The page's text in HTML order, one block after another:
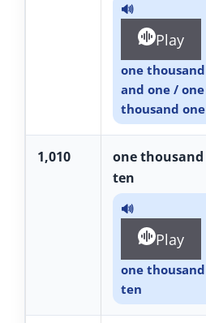
🔊
Play
one thousand
and one / one
thousand one
1,010
one thousand
ten
🔊
Play
one thousand
ten